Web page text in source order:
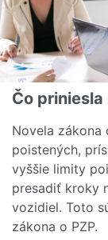
Čo
Novela zákona
poistených,
vyššie limity
presadiť kroky
vozidiel. Toto
zákona o PZP.